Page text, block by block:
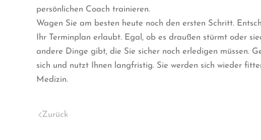
persönlichen Coach trainieren.
Wagen Sie am besten heute noch den ersten Schritt.
Ihr Terminplan erlaubt. Egal, ob es draußen stürmt oder
andere Dinge gibt, die Sie sicher noch erledigen müssen.
sich und nutzt Ihnen langfristig. Sie werden sich wieder
Medizin.
Zurück